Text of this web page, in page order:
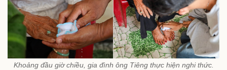
Khoảng đầu giờ chiều, gia đình ông Tiêng thực hiện nghi thức.